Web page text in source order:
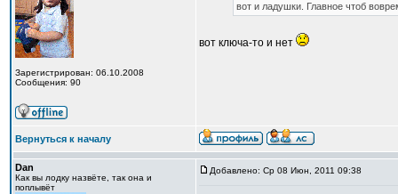
Зарегистрирован: 06.10.2008
Сообщения: 90
вот и ладушки. Главное чтоб
вот ключа-то и нет
Вернуться к началу
Dan
Как вы лодку назвёте, так она и
поплывёт
Добавлено: Ср 08 Июн, 2011 09:38